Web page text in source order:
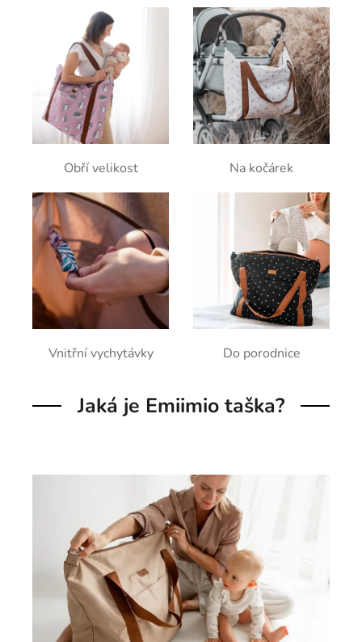
Obří velikost Na kočárek
Vnitřní vychytávky Do porodnice
Jaká je Emiimio taška?